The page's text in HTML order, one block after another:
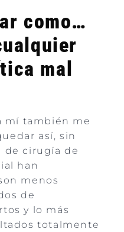
como…
mal
mí también me
así, sin
de cirugía de
han
menos
de
y lo más
totalmente